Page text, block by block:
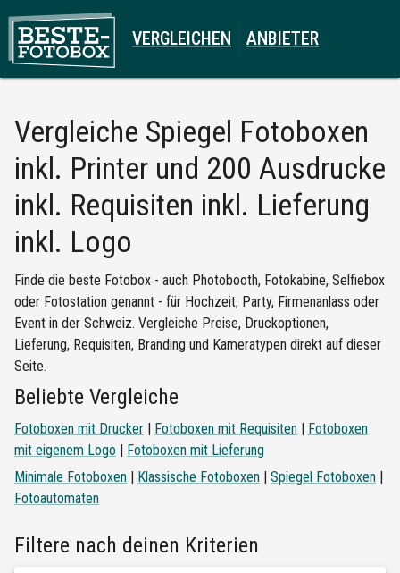
VERGLEICHEN ANBIETER
Vergleiche Spiegel Fotoboxen
inkl. Printer und 200 Ausdrucke
inkl. Requisiten inkl. Lieferung
inkl. Logo
Finde die beste Fotobox - auch Photobooth, Fotokabine, Selfiebox
oder Fotostation genannt - für Hochzeit, Party, Firmenanlass oder
Event in der Schweiz. Vergleiche Preise, Druckoptionen,
Lieferung, Requisiten, Branding und Kameratypen direkt auf dieser
Seite.
Beliebte Vergleiche
Fotoboxen mit Drucker Fotoboxen mit Requisiten
Fotoboxen
mit eigenem Logo
Fotoboxen mit Lieferung
Minimale Fotoboxen | Klassische Fotoboxen | Spiegel Fotoboxen |
Fotoautomaten
Filtere nach deinen Kriterien